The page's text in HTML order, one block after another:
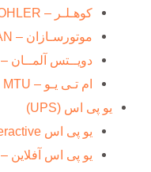
کوهـلـر – KOHLER
موتورسـازان – MOTORSAZAN
دویــتس آلمــان – DEUTZ
ام تـی یـو – MTU
یو پی اس (UPS)
یو پی اس Line Interactive
یو پی اس آفلاین – Offline